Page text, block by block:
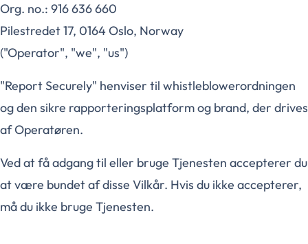
Org. no.: 916 636 660
Pilestredet 17, 0164 Oslo, Norway
("Operator", "we", "us")
"Report Securely" henviser til whistleblowerordningen
og den sikre rapporteringsplatform og brand, der drives
af Operatøren.
Ved at få adgang til eller bruge Tjenesten accepterer du
at være bundet af disse Vilkår. Hvis du ikke accepterer,
må du ikke bruge Tjenesten.